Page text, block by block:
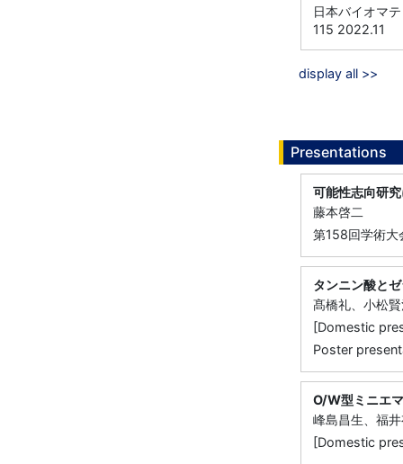
日本バイオマ
115 2022.11
display all >>
Presentations
可能性志向研
藤本啓二
第158回学術
タンニン酸と
髙橋礼、小松
[Domestic
Poster
O/W型ミニエ
峰島昌生、福
[Domestic